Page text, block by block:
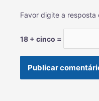
Favor digite a resposta
18 + cinco =